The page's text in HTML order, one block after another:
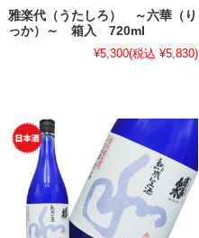
雅楽代（うたしろ） ～六華（り
っか）～ 箱入 720ml
¥5,300(税込 ¥5,830)